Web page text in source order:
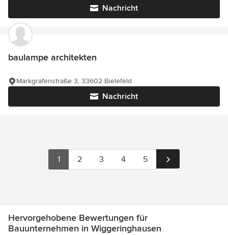
Nachricht
baulampe architekten
Nachricht
Markgrafenstraße 3, 33602 Bielefeld
1 2 3 4 5
Hervorgehobene Bewertungen für
Bauunternehmen in Wiggeringhausen